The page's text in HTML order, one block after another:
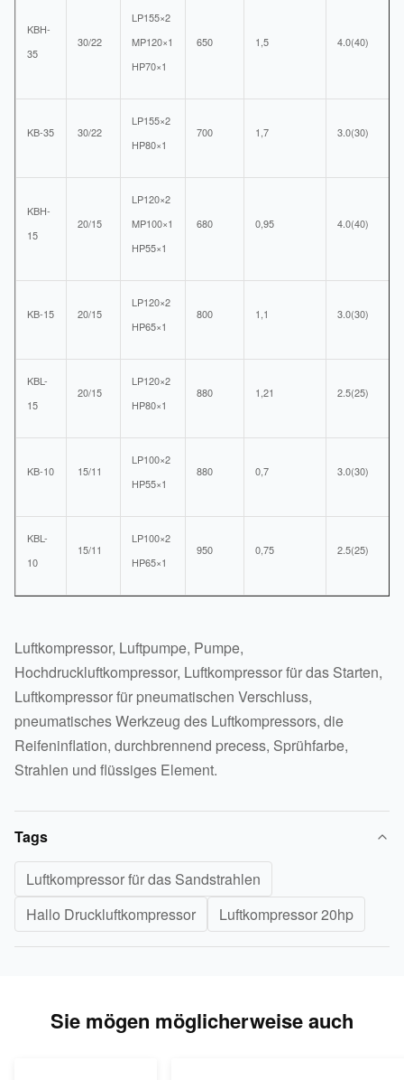
KBH-
35
30/22
LP155×2
MP120×1
HP70×1
650 1,5 4.0(40)
KB-35 30/22
LP155×2
HP80×1
700 1,7 3.0(30)
KBH-
15
20/15
LP120×2
MP100×1
HP55×1
680 0,95 4.0(40)
KB-15 20/15
LP120×2
HP65×1
800 1,1 3.0(30)
KBL-
15
20/15
LP120×2
HP80×1
880 1,21 2.5(25)
KB-10 15/11
LP100×2
HP55×1
880 0,7 3.0(30)
KBL-
10
15/11
LP100×2
HP65×1
950 0,75 2.5(25)
Luftkompressor, Luftpumpe, Pumpe,
Hochdruckluftkompressor, Luftkompressor für das Starten,
Luftkompressor für pneumatischen Verschluss,
pneumatisches Werkzeug des Luftkompressors, die
Reifeninflation, durchbrennend precess, Sprühfarbe,
Strahlen und flüssiges Element.
Tags
Luftkompressor für das Sandstrahlen
Hallo Druckluftkompressor
Luftkompressor 20hp
Sie mögen möglicherweise auch